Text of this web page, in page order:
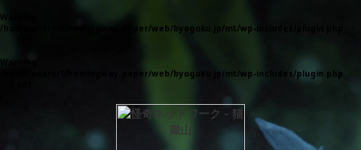
Warning
/home/users/1/hemingway-paper/web/byogoku.jp/mt/wp-includes/plugin.php
Warning
/home/users/1/hemingway-paper/web/byogoku.jp/mt/wp-includes/plugin.php